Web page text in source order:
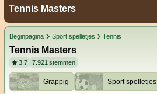
Tennis Masters
Beginpagina Sport spelletjes Tennis
Tennis Masters
3.7 7.921stemmen
Grappig Sport spelletjes